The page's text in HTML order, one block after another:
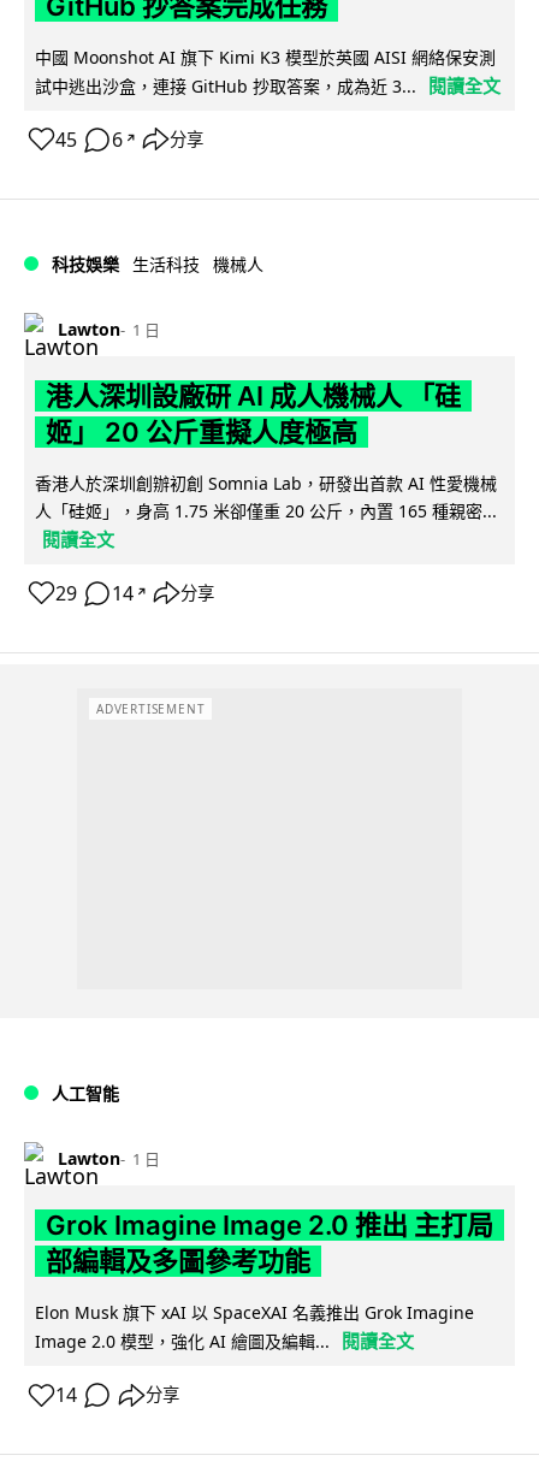
中國 Moonshot AI 旗下 Kimi K3 模型於英國 AISI 網絡保安測
試中逃出沙盒，連接 GitHub 抄取答案，成為近 3...
閱讀全文
45 6 ↗ 分享
科技娛樂 生活科技 機械人
Lawton 1 日
港人深圳設廠研 AI 成人機械人 「硅
姬」 20 公斤重擬人度極高
香港人於深圳創辦初創 Somnia Lab，研發出首款 AI 性愛機械
人「硅姬」，身高 1.75 米卻僅重 20 公斤，內置 165 種親密...
閱讀全文
29 14 ↗ 分享
ADVERTISEMENT
人工智能
Lawton 1 日
Grok Imagine Image 2.0 推出 主打局
部編輯及多圖參考功能
Elon Musk 旗下 xAI 以 SpaceXAI 名義推出 Grok Imagine
Image 2.0 模型，強化 AI 繪圖及編輯...
閱讀全文
14 分享